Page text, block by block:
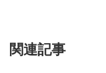
関連記事